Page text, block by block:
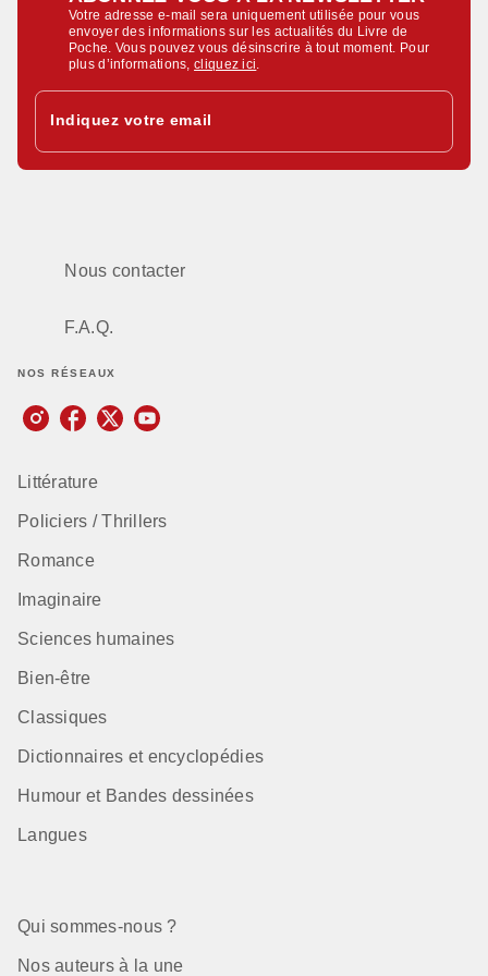
Votre adresse e-mail sera uniquement utilisée pour vous
envoyer des informations sur les actualités du Livre de
Poche. Vous pouvez vous désinscrire à tout moment. Pour
plus d’informations,cliquez ici
Indiquez votre email
Nous contacter
F.A.Q.
NOS RÉSEAUX
Littérature
Policiers / Thrillers
Romance
Imaginaire
Sciences humaines
Bien-être
Classiques
Dictionnaires et encyclopédies
Humour et Bandes dessinées
Langues
Qui sommes-nous ?
Nos auteurs à la une